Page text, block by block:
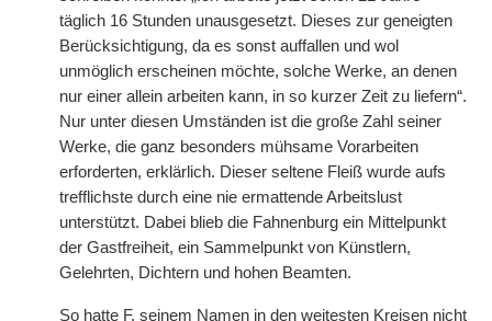
täglich 16 Stunden unausgesetzt. Dieses zur geneigten
Berücksichtigung, da es sonst auffallen und wol
unmöglich erscheinen möchte, solche Werke, an denen
nur einer allein arbeiten kann, in so kurzer Zeit zu liefern“.
Nur unter diesen Umständen ist die große Zahl seiner
Werke, die ganz besonders mühsame Vorarbeiten
erforderten, erklärlich. Dieser seltene Fleiß wurde aufs
trefflichste durch eine nie ermattende Arbeitslust
unterstützt. Dabei blieb die Fahnenburg ein Mittelpunkt
der Gastfreiheit, ein Sammelpunkt von Künstlern,
Gelehrten, Dichtern und hohen Beamten.
So hatte F. seinem Namen in den weitesten Kreisen nicht